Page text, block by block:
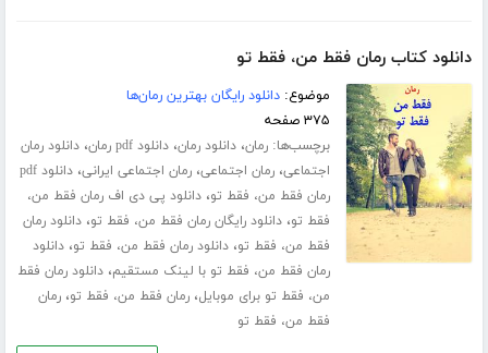
دانلود کتاب رمان فقط من، فقط تو
موضوع:دانلود رایگان بهترین رمان‌ها
۳۷۵ صفحه
برچسب‌ها:رمان،دانلود رمان،دانلود pdf رمان ،دانلود رمان
اجتماعی،رمان اجتماعی،رمان اجتماعی ایرانی،
دانلود pdf
رمان فقط من، فقط تو،دانلود پی دی اف رمان فقط من،
فقط تو،دانلود رایگان رمان فقط من، فقط تو،دانلود رمان
فقط من، فقط تو،دانلود رمان فقط من، فقط تو،دانلود
رمان فقط من، فقط تو با لینک مستقیم،دانلود رمان فقط
من، فقط تو برای موبایل،رمان فقط من، فقط تو،رمان
فقط من، فقط تو